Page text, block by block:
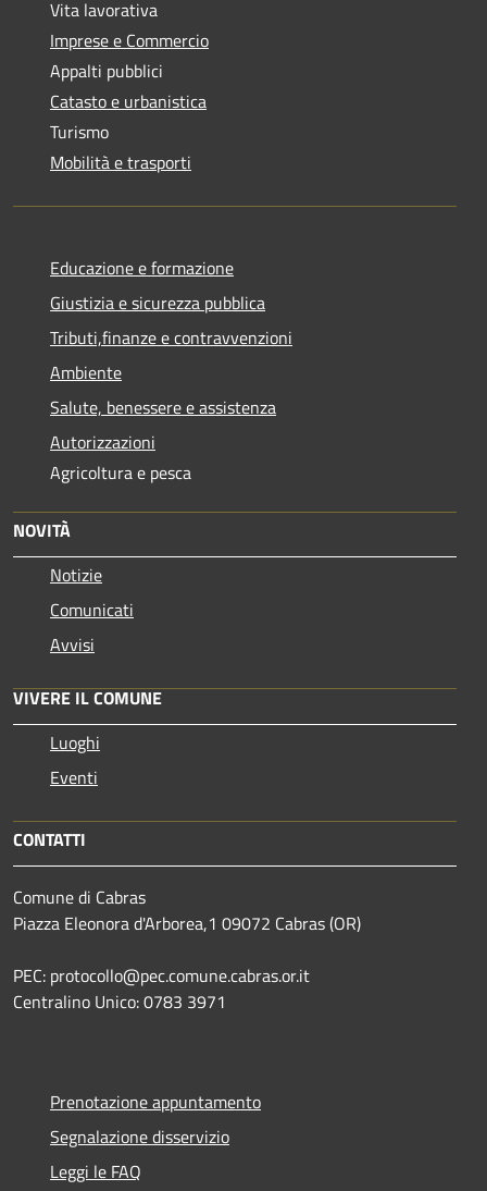
Vita lavorativa
Imprese e Commercio
Appalti pubblici
Catasto e urbanistica
Turismo
Mobilità e trasporti
Educazione e formazione
Giustizia e sicurezza pubblica
Tributi,finanze e contravvenzioni
Ambiente
Salute, benessere e assistenza
Autorizzazioni
Agricoltura e pesca
NOVITÀ
Notizie
Comunicati
Avvisi
VIVERE IL COMUNE
Luoghi
Eventi
CONTATTI
Comune di Cabras
Piazza Eleonora d'Arborea,1 09072 Cabras (OR)
PEC: protocollo@pec.comune.cabras.or.it
Centralino Unico: 0783 3971
Prenotazione appuntamento
Segnalazione disservizio
Leggi le FAQ